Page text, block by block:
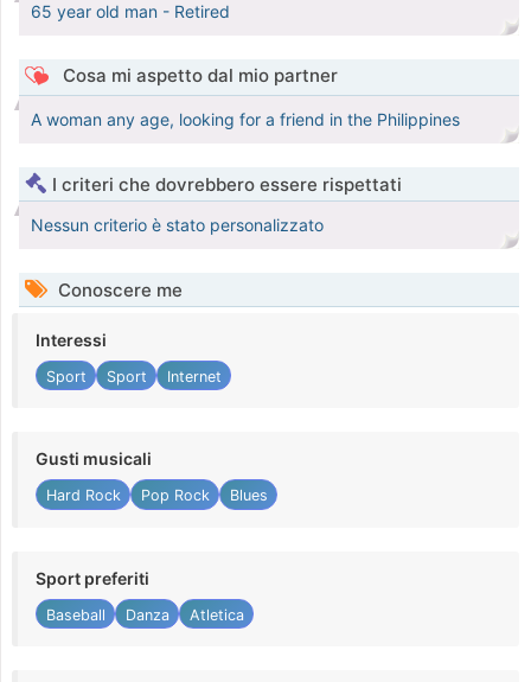
65 year old man - Retired
Cosa mi aspetto dal mio partner
A woman any age, looking for a friend in the Philippines
I criteri che dovrebbero essere rispettati
Nessun criterio è stato personalizzato
Conoscere me
Interessi
Sport Sport Internet
Gusti musicali
Hard Rock Pop Rock Blues
Sport preferiti
Baseball Danza Atletica